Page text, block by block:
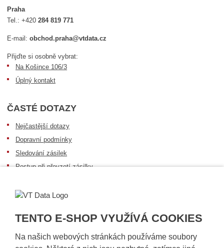
TENTO E-SHOP VYUŽÍVÁ COOKIES
Na našich webových stránkách používáme soubory
Praha
Tel.:+420284 819 771
E-mail:obchod.praha@vtdata.cz
Přijďte si osobně vybrat:
Na Košince 106/3
Úplný kontakt
ČASTÉ DOTAZY
Nejčastější dotazy
Dopravní podmínky
Sledování zásilek
Postup při převzetí zásilky
Obecné informace